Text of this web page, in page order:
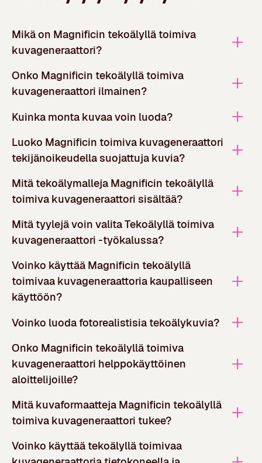
Mikä on Magnificin tekoälyllä toimiva
kuvageneraattori?
Onko Magnificin tekoälyllä toimiva
kuvageneraattori ilmainen?
Kuinka monta kuvaa voin luoda?
Luoko Magnificin toimiva kuvageneraattori
tekijänoikeudella suojattuja kuvia?
Mitä tekoälymalleja Magnificin tekoälyllä
toimiva kuvageneraattori sisältää?
Mitä tyylejä voin valita Tekoälyllä toimiva
kuvageneraattori -työkalussa?
Voinko käyttää Magnificin tekoälyllä
toimivaa kuvageneraattoria kaupalliseen
käyttöön?
Voinko luoda fotorealistisia tekoälykuvia?
Onko Magnificin tekoälyllä toimiva
kuvageneraattori helppokäyttöinen
aloittelijoille?
Mitä kuvaformaatteja Magnificin tekoälyllä
toimiva kuvageneraattori tukee?
Voinko käyttää tekoälyllä toimivaa